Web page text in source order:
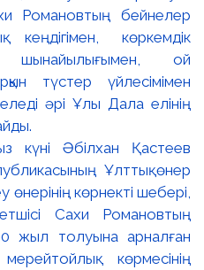
Әбілхан Қастеев
Ұлттық өнер
өнерінің көрнекті шебері,
Сахи Романовтың
жыл толуына арналған
көрмесінің